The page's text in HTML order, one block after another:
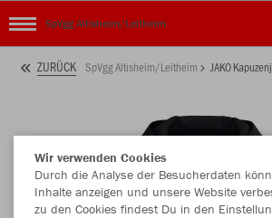
SpVgg Altisheim/Leitheim
ZURÜCK SpVgg Altisheim/Leitheim JAKO
Wir verwenden Cookies
Durch die Analyse der Besucherdaten
Inhalte anzeigen und unsere Website
zu den Cookies findest Du in den